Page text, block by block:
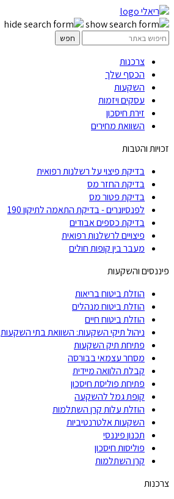
צרכנות
הכסף שלך
השקעות
עסקים ויזמות
זירת חיסכון
השוואת מחירים
זכויות והטבות
בדיקת פיצוי על רשלנות רפואית
בדיקת החזר מס
בדיקת פטור מס
לפנסיונרים - בדיקת התאמה לתיקון 190
בדיקת כספים אבודים
פיצויים לרשלנות רפואית
מעבר בין קופות חולים
פיננסים והשקעות
הוזלת ביטוח בריאות
הוזלת ביטוח מנהלים
הוזלת ביטוח חיים
ניהול תיקי השקעות: השוואת בתי השקעות
פתיחת תיק השקעות
מסחר עצמאי בבורסה
קבלת הלוואה מיידית
פתיחת פוליסת חיסכון
קופת גמל להשקעה
הוזלת עלות קרן השתלמות
השקעות אלטרנטיביות
תכנון פיננסי
פוליסות חיסכון
קרן השתלמות
צרכנות